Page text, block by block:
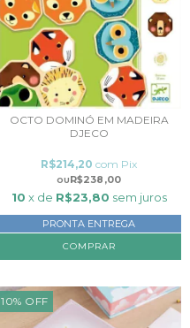
OCTO DOMINÓ EM MADEIRA
DJECO
R$238,00
R$214,20 com Pix
10 x de R$23,80 sem juros
PRONTA ENTREGA
10% OFF